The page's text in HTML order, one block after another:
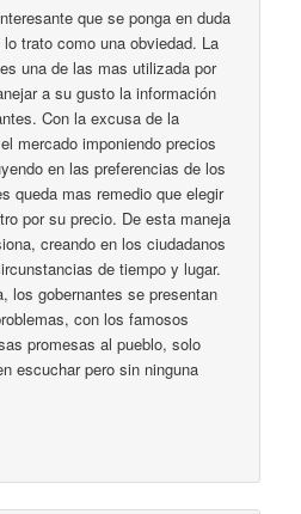
que se ponga en duda
trato como una obviedad. La
una de las mas utilizada por
a su gusto la información
Con la excusa de la
mercado imponiendo precios
en las preferencias de los
queda mas remedio que elegir
por su precio. De esta maneja
creando en los ciudadanos
de tiempo y lugar.
los gobernantes se presentan
con los famosos
promesas al pueblo, solo
escuchar pero sin ninguna